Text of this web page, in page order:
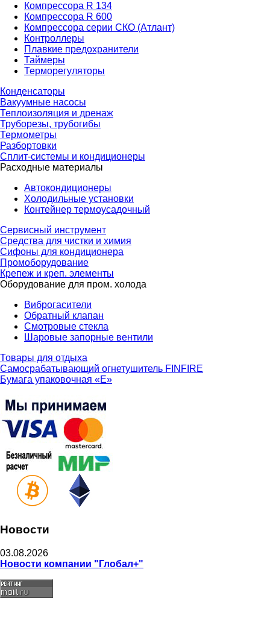
Компрессора R 134
Компрессора R 600
Компрессора серии СКО (Атлант)
Контроллеры
Плавкие предохранители
Таймеры
Терморегуляторы
Конденсаторы
Вакуумные насосы
Теплоизоляция и дренаж
Труборезы, трубогибы
Термометры
Разбортовки
Сплит-системы и кондиционеры
Расходные материалы
Автокондиционеры
Холодильные установки
Контейнер термоусадочный
Сервисный инструмент
Средства для чистки и химия
Сифоны для кондиционера
Промоборудование
Крепеж и креп. элементы
Оборудование для пром. холода
Виброгасители
Обратный клапан
Смотровые стекла
Шаровые запорные вентили
Товары для отдыха
Самосрабатывающий огнетушитель FINFIRE
Бумага упаковочная «Е»
Новости
03.08.2026
Новости компании "Глобал+"